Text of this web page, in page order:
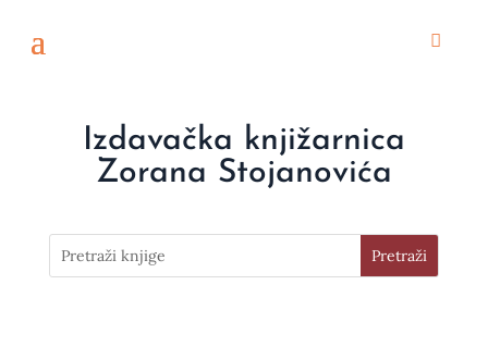
Izdavačka knjižarnica
Zorana Stojanovića